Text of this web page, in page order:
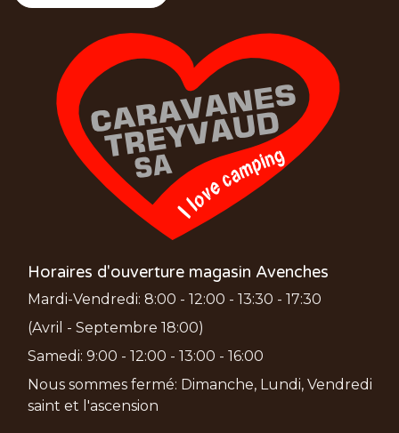
Horaires d'ouverture magasin Avenches
Mardi-Vendredi: 8:00 - 12:00 - 13:30 - 17:30
(Avril - Septembre 18:00)
Samedi: 9:00 - 12:00 - 13:00 - 16:00
Nous sommes fermé: Dimanche, Lundi, Vendredi
saint et l'ascension